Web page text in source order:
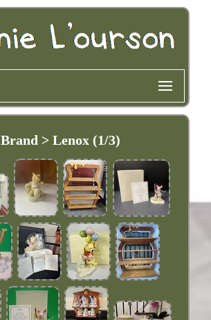
Brand > Lenox (1/3)